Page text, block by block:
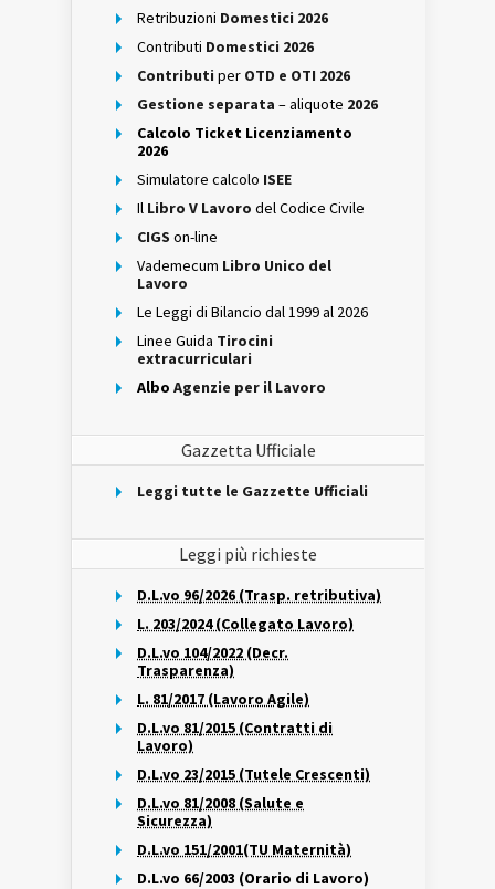
Retribuzioni Domestici 2026
Contributi Domestici 2026
Contributi per OTD e OTI 2026
Gestione separata – aliquote 2026
Calcolo Ticket Licenziamento
2026
Simulatore calcolo ISEE
Il Libro V Lavoro del Codice Civile
CIGS on-line
Vademecum Libro Unico del
Lavoro
Le Leggi di Bilancio dal 1999 al 2026
Linee Guida Tirocini
extracurriculari
Albo Agenzie per il Lavoro
Gazzetta Ufficiale
Leggi tutte le Gazzette Ufficiali
Leggi più richieste
D.L.vo 96/2026 (Trasp. retributiva)
L. 203/2024 (Collegato Lavoro)
D.L.vo 104/2022 (Decr.
Trasparenza)
L. 81/2017 (Lavoro Agile)
D.L.vo 81/2015 (Contratti di
Lavoro)
D.L.vo 23/2015 (Tutele Crescenti)
D.L.vo 81/2008 (Salute e
Sicurezza)
D.L.vo 151/2001(TU Maternità)
D.L.vo 66/2003 (Orario di Lavoro)